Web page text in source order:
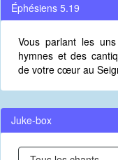
Éphésiens 5.19
Vous parlant les
hymnes et des
de votre cœur au
Juke-box